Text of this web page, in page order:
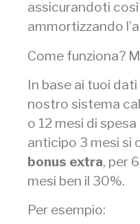
assicurandoti
ammortizzando
Come funziona?
In base ai tuoi
nostro sistema
o 12 mesi di
anticipo 3 mesi si
bonus extra, per
mesi ben il 30%.
Per esempio: